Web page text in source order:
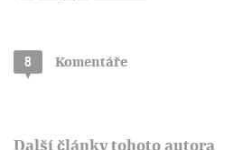
8 Komentáře
Další články tohoto autora